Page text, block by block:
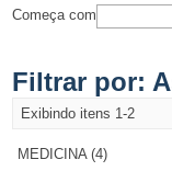
Começa com
Filtrar por:
Exibindo itens 1-2
MEDICINA (4)